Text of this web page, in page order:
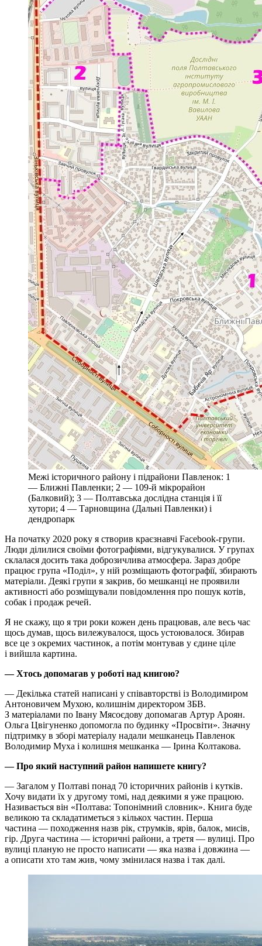
Межі історичного району і підрайони Павленок: 1
— Ближні Павленки; 2 — 109-й мікрорайон
(Балковий); 3 — Полтавська дослідна станція і її
хутори; 4 — Тарновщина (Дальні Павленки) і
дендропарк
На початку 2020 року я створив краєзнавчі Facebook-групи.
Люди ділилися своїми фотографіями, відгукувалися. У групах
склалася досить така доброзичлива атмосфера. Зараз добре
працює група «Поділ», у ній розміщають фотографії, збирають
матеріали. Деякі групи я закрив, бо мешканці не проявили
активності або розміщували повідомлення про пошук котів,
собак і продаж речей.
Я не скажу, що я три роки кожен день працював, але весь час
щось думав, щось вилежувалося, щось устоювалося. Збирав
все це з окремих частинок, а потім монтував у єдине ціле
і вийшла картина.
— Хтось допомагав у роботі над книгою?
— Декілька статей написані у співавторстві із Володимиром
Антоновичем Мухою, колишнім директором ЗБВ.
З матеріалами по Івану Мясоєдову допомагав Артур Ароян.
Ольга Цвігуненко допомогла по будинку «Просвіти». Значну
підтримку в зборі матеріалу надали мешканець Павленок
Володимир Муха і колишня мешканка — Ірина Колтакова.
— Про який наступний район напишете книгу?
— Загалом у Полтаві понад 70 історичних районів і кутків.
Хочу видати їх у другому томі, над деякими я уже працюю.
Називається він «Полтава: Топонімний словник». Книга буде
великою та складатиметься з кількох частин. Перша
частина — походження назв рік, струмків, ярів, балок, мисів,
гір. Друга частина — історичні райони, а третя — вулиці. Про
вулиці планую не просто написати — яка назва і довжина —
а описати хто там жив, чому змінилася назва і так далі.